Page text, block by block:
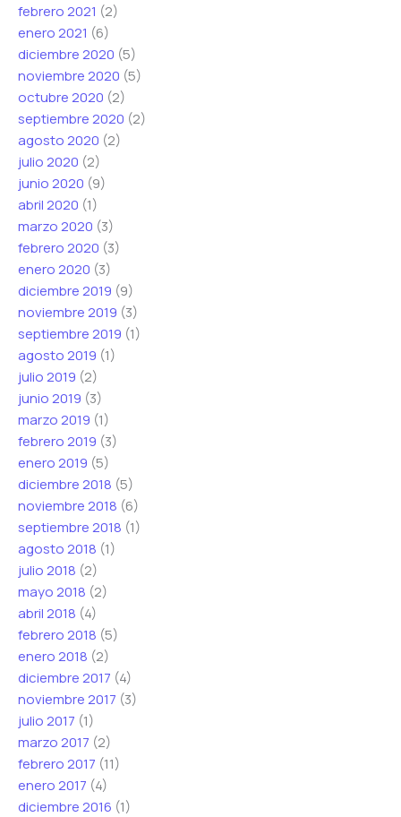
febrero 2021 (2)
enero 2021 (6)
diciembre 2020 (5)
noviembre 2020 (5)
octubre 2020 (2)
septiembre 2020 (2)
agosto 2020 (2)
julio 2020 (2)
junio 2020 (9)
abril 2020 (1)
marzo 2020 (3)
febrero 2020 (3)
enero 2020 (3)
diciembre 2019 (9)
noviembre 2019 (3)
septiembre 2019 (1)
agosto 2019 (1)
julio 2019 (2)
junio 2019 (3)
marzo 2019 (1)
febrero 2019 (3)
enero 2019 (5)
diciembre 2018 (5)
noviembre 2018 (6)
septiembre 2018 (1)
agosto 2018 (1)
julio 2018 (2)
mayo 2018 (2)
abril 2018 (4)
febrero 2018 (5)
enero 2018 (2)
diciembre 2017 (4)
noviembre 2017 (3)
julio 2017 (1)
marzo 2017 (2)
febrero 2017 (11)
enero 2017 (4)
diciembre 2016 (1)